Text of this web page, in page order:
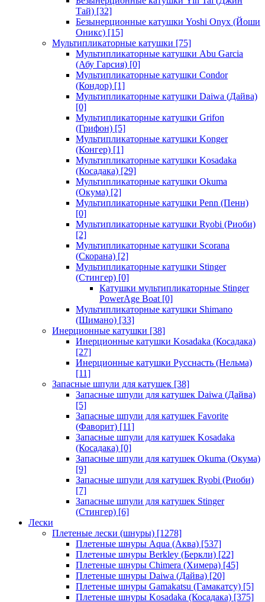
Тай) [32]
Безынерционные катушки Yoshi Onyx (Йоши
Оникс) [15]
Мультипликаторные катушки [75]
Мультипликаторные катушки Abu Garcia
(Абу Гарсия) [0]
Мультипликаторные катушки Condor
(Кондор) [1]
Мультипликаторные катушки Daiwa (Дайва)
[0]
Мультипликаторные катушки Grifon
(Грифон) [5]
Мультипликаторные катушки Konger
(Конгер) [1]
Мультипликаторные катушки Kosadaka
(Косадака) [29]
Мультипликаторные катушки Okuma
(Окума) [2]
Мультипликаторные катушки Penn (Пенн)
[0]
Мультипликаторные катушки Ryobi (Риоби)
[2]
Мультипликаторные катушки Scorana
(Скорана) [2]
Мультипликаторные катушки Stinger
(Стингер) [0]
Катушки мультипликаторные Stinger
PowerAge Boat [0]
Мультипликаторные катушки Shimano
(Шимано) [33]
Инерционные катушки [38]
Инерционные катушки Kosadaka (Косадака)
[27]
Инерционные катушки Русснасть (Нельма)
[11]
Запасные шпули для катушек [38]
Запасные шпули для катушек Daiwa (Дайва)
[5]
Запасные шпули для катушек Favorite
(Фаворит) [11]
Запасные шпули для катушек Kosadaka
(Косадака) [0]
Запасные шпули для катушек Okuma (Окума)
[9]
Запасные шпули для катушек Ryobi (Риоби)
[7]
Запасные шпули для катушек Stinger
(Стингер) [6]
Лески
Плетеные лески (шнуры) [1278]
Плетеные шнуры Aqua (Аква) [537]
Плетеные шнуры Berkley (Беркли) [22]
Плетеные шнуры Chimera (Химера) [45]
Плетеные шнуры Daiwa (Дайва) [20]
Плетеные шнуры Gamakatsu (Гамакатсу) [5]
Плетеные шнуры Kosadaka (Косадака) [375]